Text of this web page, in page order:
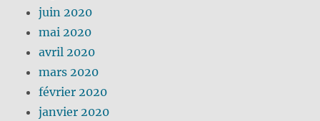
juin 2020
mai 2020
avril 2020
mars 2020
février 2020
janvier 2020